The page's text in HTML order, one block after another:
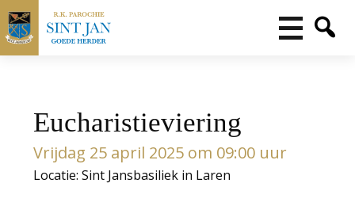
Eucharistieviering
Vrijdag 25 april 2025 om 09:00 uur
Locatie: Sint Jansbasiliek in Laren